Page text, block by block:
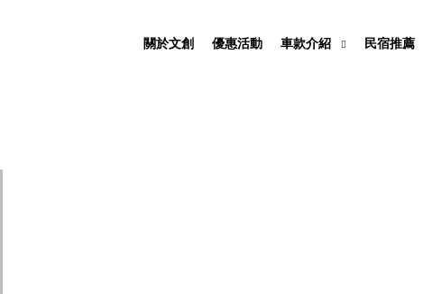
關於文創 優惠活動 車款介紹 民宿推薦